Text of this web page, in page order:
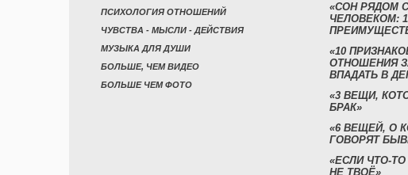
ПСИХОЛОГИЯ ОТНОШЕНИЙ
ЧУВСТВА - МЫСЛИ - ДЕЙСТВИЯ
МУЗЫКА ДЛЯ ДУШИ
БОЛЬШЕ, ЧЕМ ВИДЕО
БОЛЬШЕ ЧЕМ ФОТО
«СОН РЯДОМ
ЧЕЛОВЕКОМ:
«10
ОТНОШЕНИЯ
ВПАДАТЬ В
«3 ВЕЩИ,
БРАК»
«6 ВЕЩЕЙ, О
ГОВОРЯТ
«ЕСЛИ ЧТО-
НЕ ТВОЁ»